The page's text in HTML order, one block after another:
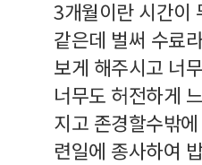
3개월이란 시간이
같은데 벌써 수료
보게 해주시고 너
너무도 허전하게
지고 존경할수밖
련일에 종사하여